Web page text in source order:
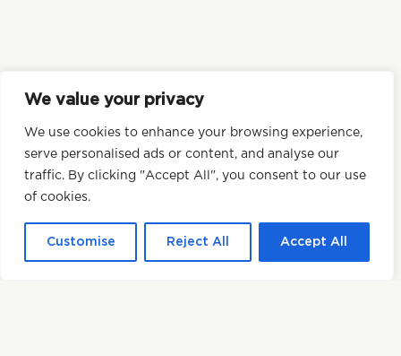
We value your privacy
We use cookies to enhance your browsing experience,
serve personalised ads or content, and analyse our
traffic. By clicking "Accept All", you consent to our use
of cookies.
Customise Reject All Accept All